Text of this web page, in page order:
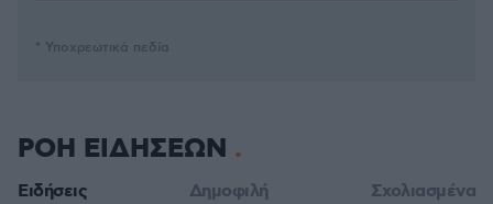
* Υποχρεωτικά πεδία
ΡΟΗ ΕΙΔΗΣΕΩΝ
Ειδήσεις Δημοφιλή Σχολιασμένα